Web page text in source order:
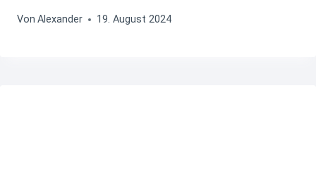
Von Alexander 19. August 2024